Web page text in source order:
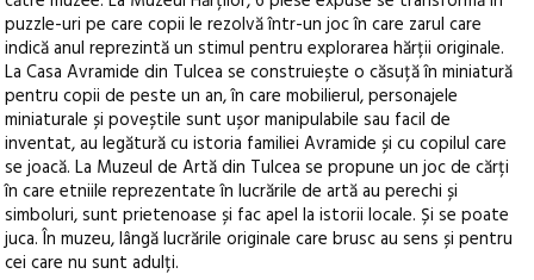
puzzle-uri pe care copii le rezolvă într-un joc în care zarul care
indică anul reprezintă un stimul pentru explorarea hărții originale.
La Casa Avramide din Tulcea se construiește o căsuță în miniatură
pentru copii de peste un an, în care mobilierul, personajele
miniaturale și poveștile sunt ușor manipulabile sau facil de
inventat, au legătură cu istoria familiei Avramide și cu copilul care
se joacă. La Muzeul de Artă din Tulcea se propune un joc de cărți
în care etniile reprezentate în lucrările de artă au perechi și
simboluri, sunt prietenoase și fac apel la istorii locale. Și se poate
juca. În muzeu, lângă lucrările originale care brusc au sens și pentru
cei care nu sunt adulți.